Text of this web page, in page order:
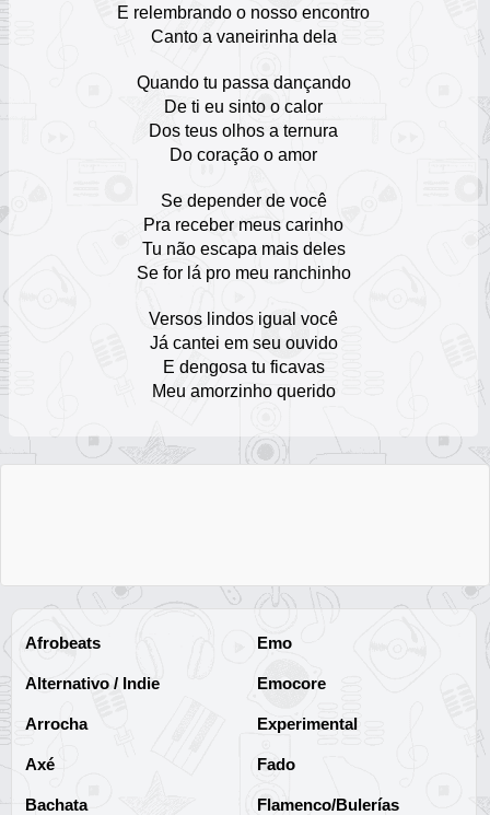
Edith Márquez
Chavela Vargas
Escuchar Música online
Liberacion
Escuchar Música online
Escuchar Música online
La Nueva Estrategia
Escuchar Música online
Los Carnales de Nuevo León
Escuchar Música online
E relembrando o nosso encontro
Canto a vaneirinha dela
Quando tu passa dançando
De ti eu sinto o calor
Dos teus olhos a ternura
Do coração o amor
Se depender de você
Pra receber meus carinho
Tu não escapa mais deles
Se for lá pro meu ranchinho
Versos lindos igual você
Já cantei em seu ouvido
E dengosa tu ficavas
Meu amorzinho querido
Afrobeats
Alternativo / Indie
Arrocha
Axé
Bachata
Emo
Emocore
Experimental
Fado
Flamenco/Bulerías